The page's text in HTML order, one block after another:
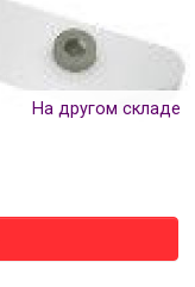
На другом складе